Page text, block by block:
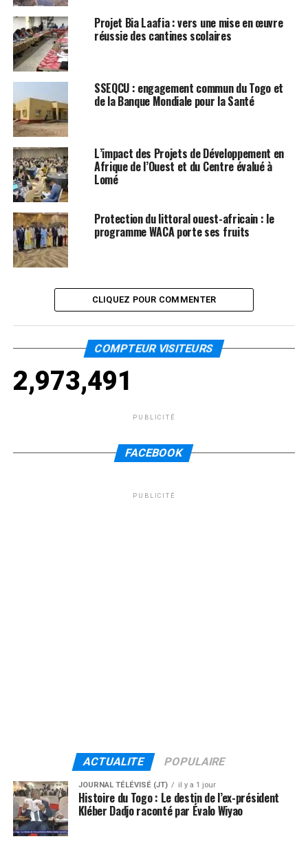
Projet Bia Laafia : vers une mise en œuvre
réussie des cantines scolaires
SSEQCU : engagement commun du Togo et
de la Banque Mondiale pour la Santé
L’impact des Projets de Développement en
Afrique de l’Ouest et du Centre évalué à
Lomé
Protection du littoral ouest-africain : le
programme WACA porte ses fruits
CLIQUEZ POUR COMMENTER
COMPTEUR VISITEURS
2,973,491
PUBLICITÉ
FACEBOOK
PUBLICITÉ
ACTUALITE POPULAIRE
JOURNAL TÉLÉVISÉ (JT) il y a 1 jour
Histoire du Togo : Le destin de l’ex-président
Kléber Dadjo raconté par Évalo Wiyao